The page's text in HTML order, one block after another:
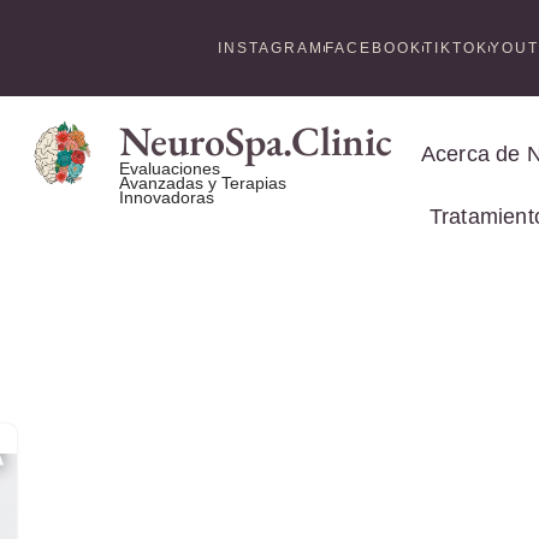
INSTAGRAM FACEBOOKTIKTOK
NeuroSpa.Clinic
Evaluaciones
Avanzadas y Terapias
Innovadoras
Acerca de